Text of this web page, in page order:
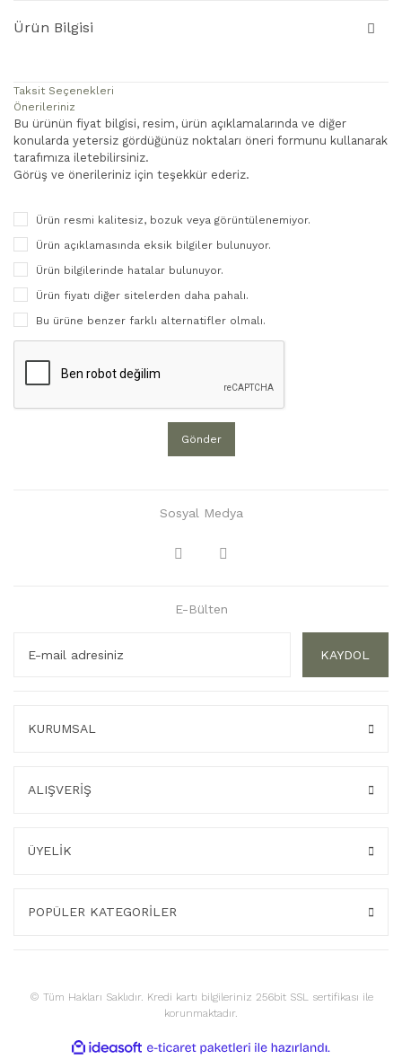
Ürün Bilgisi
Taksit Seçenekleri
Önerileriniz
Bu ürünün fiyat bilgisi, resim, ürün açıklamalarında ve diğer
konularda yetersiz gördüğünüz noktaları öneri formunu kullanarak
tarafımıza iletebilirsiniz.
Görüş ve önerileriniz için teşekkür ederiz.
Ürün resmi kalitesiz, bozuk veya görüntülenemiyor.
Ürün açıklamasında eksik bilgiler bulunuyor.
Ürün bilgilerinde hatalar bulunuyor.
Ürün fiyatı diğer sitelerden daha pahalı.
Bu ürüne benzer farklı alternatifler olmalı.
Gönder
Sosyal Medya
E-Bülten
KAYDOL
KURUMSAL
ALIŞVERİŞ
ÜYELİK
POPÜLER KATEGORİLER
© Tüm Hakları Saklıdır. Kredi kartı bilgileriniz 256bit SSL sertifikası ile
korunmaktadır.
ideasoft
e-